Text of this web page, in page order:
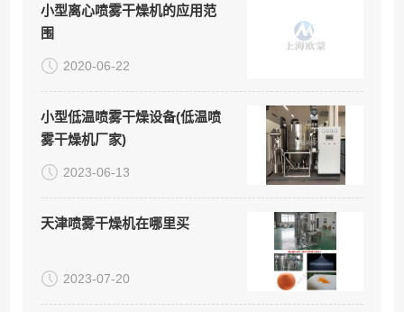
小型离心喷雾干燥机的应用范
围
2020-06-22
小型低温喷雾干燥设备(低温喷
雾干燥机厂家)
2023-06-13
天津喷雾干燥机在哪里买
2023-07-20